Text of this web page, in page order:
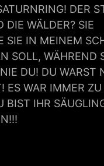
DER
WÄLDER? SIE
SIE IN MEINEM
SOLL, WÄHREND
DU! DU WARST
ES WAR IMMER ZU
BIST IHR